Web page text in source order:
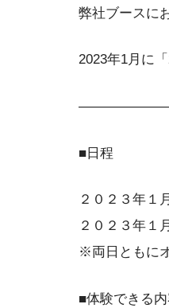
弊社ブースに
2023年1月に
■日程
２０２３年１
２０２３年１
※両日ともに
■体験できる